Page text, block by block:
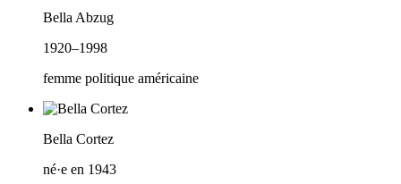
Bella Abzug
1920–1998
femme politique américaine
Bella Cortez
né·e en 1943